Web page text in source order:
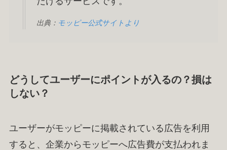
出典： モッピー公式サイトより
どうしてユーザーにポイントが入るの？損は
しない？
ユーザーがモッピーに掲載されている広告を利用
すると、企業からモッピーへ広告費が支払われま